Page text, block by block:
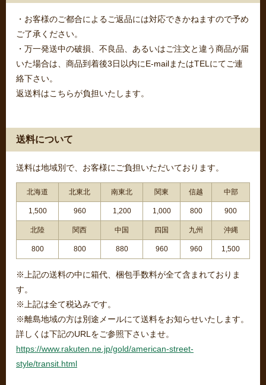
・お客様のご都合によるご返品には対応できかねますので予め
ご了承ください。
・万一発送中の破損、不良品、あるいはご注文と違う商品が届
いた場合は、商品到着後3日以内にE-mailまたはTELにてご連
絡下さい。
返送料はこちらが負担いたします。
送料について
送料は地域別で、お客様にご負担いただいております。
北海道 北東北 南東北 関東 信越 中部
1,500 960 1,200 1,000 800 900
北陸 関西 中国 四国 九州 沖縄
800 800 880 960 960 1,500
※上記の送料の中に箱代、梱包手数料が全て含まれておりま
す。
※上記は全て税込みです。
※離島地域の方は別途メールにて送料をお知らせいたします。
詳しくは下記のURLをご参照下さいませ。
https://www.rakuten.ne.jp/gold/american-street-
style/transit.html